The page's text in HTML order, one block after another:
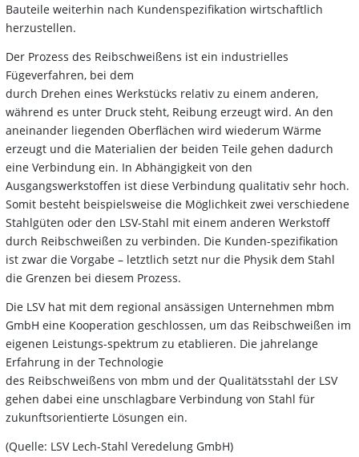
Bauteile weiterhin nach Kundenspezifikation wirtschaftlich
herzustellen.
Der Prozess des Reibschweißens ist ein industrielles
Fügeverfahren, bei dem
durch Drehen eines Werkstücks relativ zu einem anderen,
während es unter Druck steht, Reibung erzeugt wird. An den
aneinander liegenden Oberflächen wird wiederum Wärme
erzeugt und die Materialien der beiden Teile gehen dadurch
eine Verbindung ein. In Abhängigkeit von den
Ausgangswerkstoffen ist diese Verbindung qualitativ sehr hoch.
Somit besteht beispielsweise die Möglichkeit zwei verschiedene
Stahlgüten oder den LSV-Stahl mit einem anderen Werkstoff
durch Reibschweißen zu verbinden. Die Kunden-spezifikation
ist zwar die Vorgabe – letztlich setzt nur die Physik dem Stahl
die Grenzen bei diesem Prozess.
Die LSV hat mit dem regional ansässigen Unternehmen mbm
GmbH eine Kooperation geschlossen, um das Reibschweißen im
eigenen Leistungs-spektrum zu etablieren. Die jahrelange
Erfahrung in der Technologie
des Reibschweißens von mbm und der Qualitätsstahl der LSV
gehen dabei eine unschlagbare Verbindung von Stahl für
zukunftsorientierte Lösungen ein.
(Quelle: LSV Lech-Stahl Veredelung GmbH)